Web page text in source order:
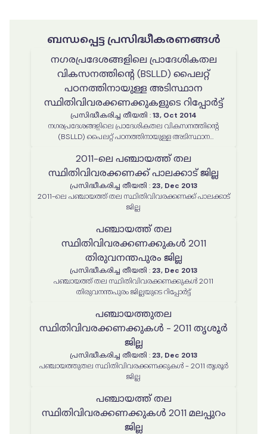
ബന്ധപ്പെട്ട പ്രസിദ്ധീകരണങ്ങൾ
നഗരപ്രദേശങ്ങളിലെ പ്രാദേശികതല
വികസനത്തിന്റെ (BSLLD) പൈലറ്റ്
പഠനത്തിനായുള്ള അടിസ്ഥാന
സ്ഥിതിവിവരക്കണക്കുകളുടെ റിപ്പോർട്ട്
പ്രസിദ്ധീകരിച്ച തീയതി :13, Oct 2014
നഗരപ്രദേശങ്ങളിലെ പ്രാദേശികതല വികസനത്തിന്റെ
(BSLLD) പൈലറ്റ് പഠനത്തിനായുള്ള അടിസ്ഥാന
2011-ലെ പഞ്ചായത്ത് തല
സ്ഥിതിവിവരക്കണക്ക് പാലക്കാട് ജില്ല
പ്രസിദ്ധീകരിച്ച തീയതി : 23, Dec 2013
2011-ലെ പഞ്ചായത്ത് തല സ്ഥിതിവിവരക്കണക്ക് പാലക്കാട്
ജില്ല
പഞ്ചായത്ത് തല
സ്ഥിതിവിവരക്കണക്കുകൾ 2011
തിരുവനന്തപുരം ജില്ല
പ്രസിദ്ധീകരിച്ച തീയതി : 23, Dec 2013
പഞ്ചായത്ത് തല സ്ഥിതിവിവരക്കണക്കുകൾ 2011
തിരുവനന്തപുരം ജില്ലയുടെ റിപ്പോർട്ട്
പഞ്ചായത്തുതല
സ്ഥിതിവിവരക്കണക്കുകൾ - 2011 തൃശൂർ
ജില്ല
പ്രസിദ്ധീകരിച്ച തീയതി : 23, Dec 2013
പഞ്ചായത്തുതല സ്ഥിതിവിവരക്കണക്കുകൾ - 2011 തൃശൂർ
ജില്ല
പഞ്ചായത്ത് തല
സ്ഥിതിവിവരക്കണക്കുകൾ 2011 മലപ്പുറം
ജില്ല